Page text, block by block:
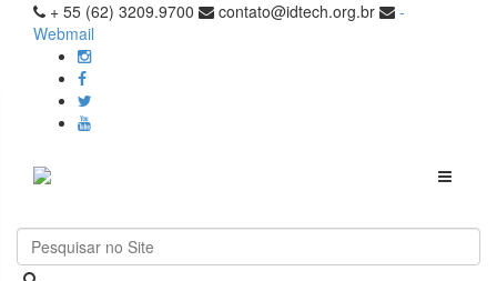
+ 55 (62) 3209.9700 contato@idtech.org.br
-
Webmail
Toggle